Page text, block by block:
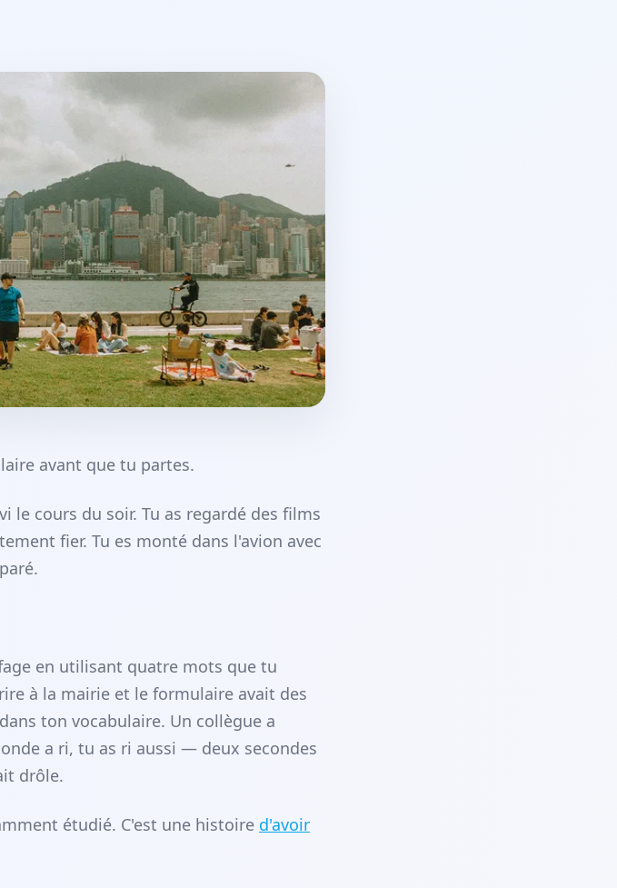
avant que tu partes.
le cours du soir. Tu as regardé des films
fier. Tu es monté dans l'avion avec
en utilisant quatre mots que tu
à la mairie et le formulaire avait des
ton vocabulaire. Un collègue a
a ri, tu as ri aussi — deux secondes
drôle.
étudié. C'est une histoire d'avoir